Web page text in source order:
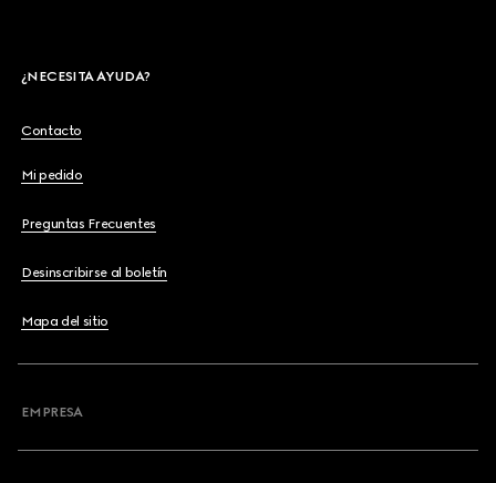
¿NECESITA AYUDA?
Contacto
Mi pedido
Preguntas Frecuentes
Desinscribirse al boletín
Mapa del sitio
EMPRESA